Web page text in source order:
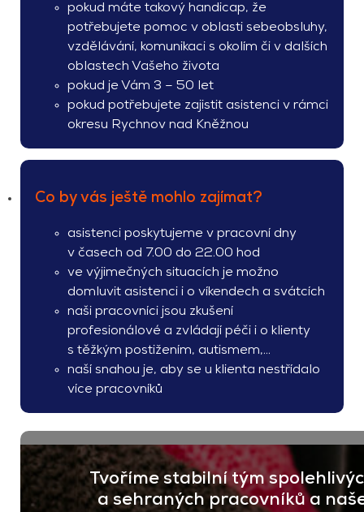
pokud máte takový handicap, že
potřebujete pomoc v oblasti sebeobsluhy,
vzdělávání, komunikaci s okolím či v dalších
oblastech Vašeho života
pokud je Vám 3 – 50 let
pokud potřebujete zajistit asistenci v rámci
okresu Rychnov nad Kněžnou
Co by vás ještě mohlo zajímat?
asistenci poskytujeme v pracovní dny
v časech od 7.00 do 22.00 hod
ve výjimečných situacích je možno
domluvit asistenci i o víkendech a svátcích
naši pracovníci jsou zkušení
profesionálové a zvládají péči i o klienty
s těžkým postižením, autismem,…
naší snahou je, aby se u klienta nestřídalo
více pracovníků
Tvoříme stabilní tým
a sehraných pracovníků a